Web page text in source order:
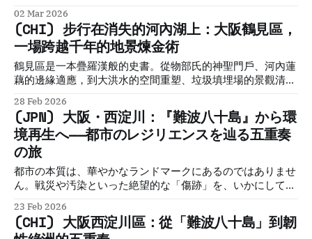
関係がある？ Ultimate Historical Travel Guide to Osaka:
Districts, Culture, and Hidden StoriesExplore Japan
through historical travel stories and guides. Discover
castles, old towns, rivers and local legends across regions,
for travelers.Historical Travel StoriesLawrence 鶴見緑地
の穏やかな風景の下には、かつて「河内湖」と呼ばれた広大
な湿地帯の記憶が眠っています。現在の整然とした街並み
は、絶え間ない水との闘いと、それを克服した高度な技術革
新が幾重にも積み重なったものです。本記事では、この地の
地層に刻まれた歴史を「歩行」
02 Mar 2026
(CHI) 步行在消失的河內湖上：大阪鶴見區，
一場跨越千年的地景煉金術
鶴見區是一本疊羅漢般的史書。從物部氏的神聖門戶、河內蓮
藕的邊緣適應，到大洪水的空間重塑、垃圾填埋場的景觀清
「人類意志」不斷碰撞、妥協後產生的混合物。
28 Feb 2026
(JPN) 大阪・西淀川：『難波八十島』から環
境再生へ——都市のレジリエンスを辿る五重奏
の旅
都市の本質は、華やかなランドマークにあるのではありませ
ん。戦災や汚染といった絶望的な「傷跡」を、いかにして
そ宿ります。西淀川は、その傷跡を緑へ、祈りへ、そして日
常の風景へと見事に昇華させてきました。
23 Feb 2026
(CHI) 大阪西淀川區：從「難波八十島」到韌